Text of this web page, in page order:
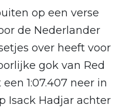
op een verse
de Nederlander
over heeft voor
gok van Red
1:07.407 neer in
Isack Hadjar achter